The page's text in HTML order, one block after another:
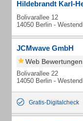
Hildebrandt Karl-
Bolivarallee 12
14050 Berlin - Westend
JCMwave GmbH
Web
Bolivarallee 22
14050 Berlin - Westend
Gratis-Digitalcheck